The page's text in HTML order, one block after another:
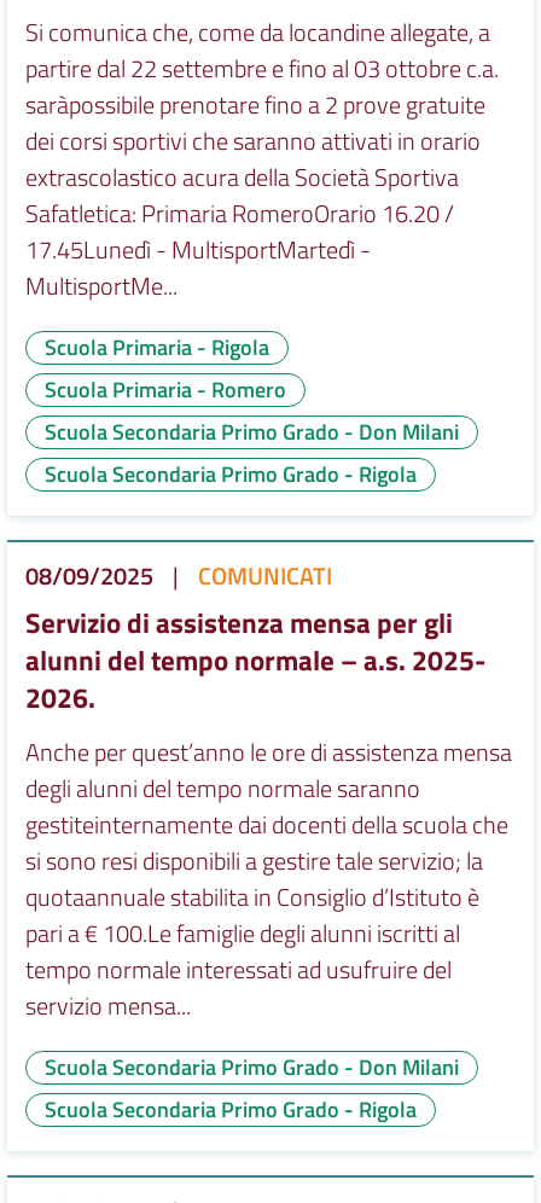
Si comunica che, come da locandine allegate, a
partire dal 22 settembre e fino al 03 ottobre c.a.
saràpossibile prenotare fino a 2 prove gratuite
dei corsi sportivi che saranno attivati in orario
extrascolastico acura della Società Sportiva
Safatletica: Primaria RomeroOrario 16.20 /
17.45Lunedì - MultisportMartedì -
MultisportMe...
Scuola Primaria - Rigola
Scuola Primaria - Romero
Scuola Secondaria Primo Grado - Don Milani
Scuola Secondaria Primo Grado - Rigola
08/09/2025 | COMUNICATI
Servizio di assistenza mensa per gli
alunni del tempo normale – a.s. 2025-
2026.
Anche per quest’anno le ore di assistenza mensa
degli alunni del tempo normale saranno
gestiteinternamente dai docenti della scuola che
si sono resi disponibili a gestire tale servizio; la
quotaannuale stabilita in Consiglio d’Istituto è
pari a € 100.Le famiglie degli alunni iscritti al
tempo normale interessati ad usufruire del
servizio mensa...
Scuola Secondaria Primo Grado - Don Milani
Scuola Secondaria Primo Grado - Rigola